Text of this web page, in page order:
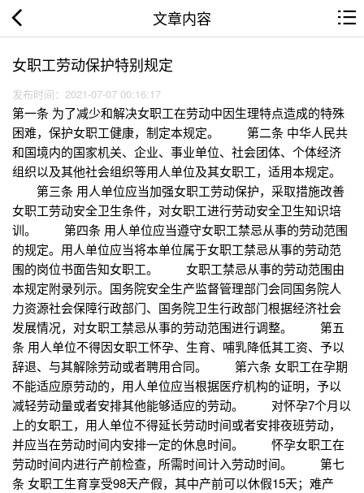
文章内容
女职工劳动保护特别规定
发布时间：2021-07-07 00:16:17
第一条 为了减少和解决女职工在劳动中因生理特点造成的特殊
困难，保护女职工健康，制定本规定。 第二条 中华人民共
和国境内的国家机关、企业、事业单位、社会团体、个体经济
组织以及其他社会组织等用人单位及其女职工，适用本规定。
第三条 用人单位应当加强女职工劳动保护，采取措施改善
女职工劳动安全卫生条件，对女职工进行劳动安全卫生知识培
训。 第四条 用人单位应当遵守女职工禁忌从事的劳动范围
的规定。用人单位应当将本单位属于女职工禁忌从事的劳动范
围的岗位书面告知女职工。 女职工禁忌从事的劳动范围由
本规定附录列示。国务院安全生产监督管理部门会同国务院人
力资源社会保障行政部门、国务院卫生行政部门根据经济社会
发展情况，对女职工禁忌从事的劳动范围进行调整。 第五
条 用人单位不得因女职工怀孕、生育、哺乳降低其工资、予以
辞退、与其解除劳动或者聘用合同。 第六条 女职工在孕期
不能适应原劳动的，用人单位应当根据医疗机构的证明，予以
减轻劳动量或者安排其他能够适应的劳动。 对怀孕7个月以
上的女职工，用人单位不得延长劳动时间或者安排夜班劳动，
并应当在劳动时间内安排一定的休息时间。 怀孕女职工在
劳动时间内进行产前检查，所需时间计入劳动时间。 第七
条 女职工生育享受98天产假，其中产前可以休假15天；难产